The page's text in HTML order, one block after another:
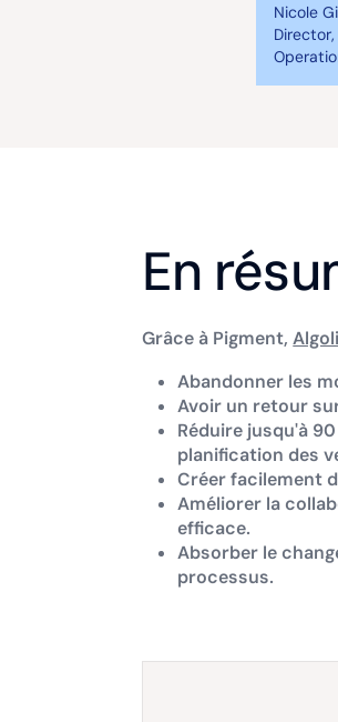
Nicole
En
Grâce à Pigment,
Abandonner les
Avoir un retour
Réduire jusqu'à
planification des
Créer facilement
Améliorer la
efficace.
Absorber le
processus.